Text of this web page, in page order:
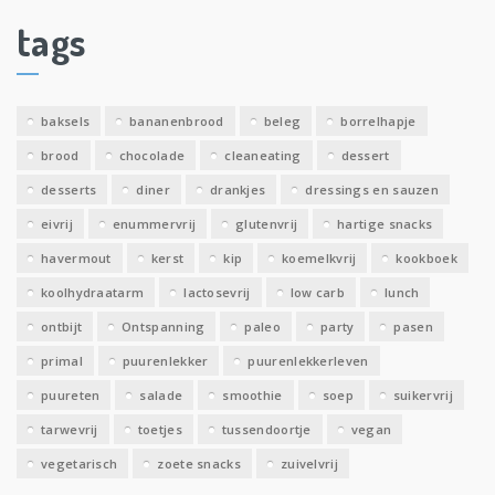
e
v
tags
baksels bananenbrood beleg borrelhapje
brood chocolade cleaneating dessert
desserts diner drankjes dressings en sauzen
eivrij enummervrij glutenvrij hartige snacks
havermout kerst kip koemelkvrij kookboek
koolhydraatarm lactosevrij low carb lunch
ontbijt Ontspanning paleo party pasen
primal puurenlekker puurenlekkerleven
puureten salade smoothie soep suikervrij
tarwevrij toetjes tussendoortje vegan
vegetarisch zoete snacks zuivelvrij